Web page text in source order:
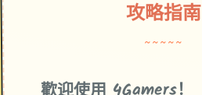
攻略指南
~~~~~